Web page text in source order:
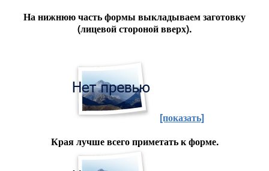
На нижнюю часть формы выкладываем заготовку
(лицевой стороной вверх).
[показать]
Края лучше всего приметать к форме.